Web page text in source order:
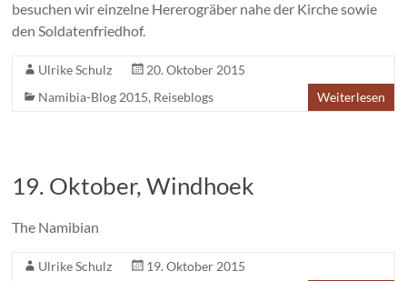
besuchen wir einzelne Hererogräber nahe der Kirche sowie
den Soldatenfriedhof.
Ulrike Schulz
20. Oktober 2015
Namibia-Blog 2015, Reiseblogs Weiterlesen
19. Oktober, Windhoek
The Namibian
Ulrike Schulz
19. Oktober 2015